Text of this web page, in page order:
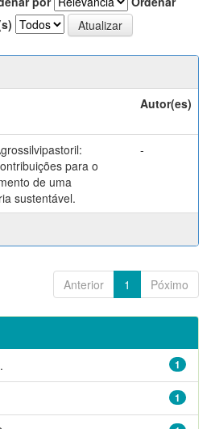
Autor(es)
para o
de uma
sustentável.
-
Anterior 1 Póximo
1
1